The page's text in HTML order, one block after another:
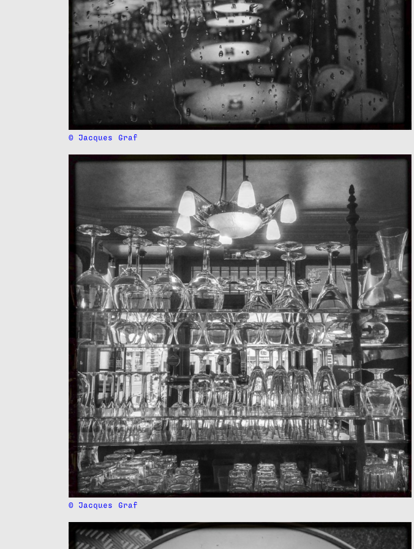
© Jacques Graf
© Jacques Graf